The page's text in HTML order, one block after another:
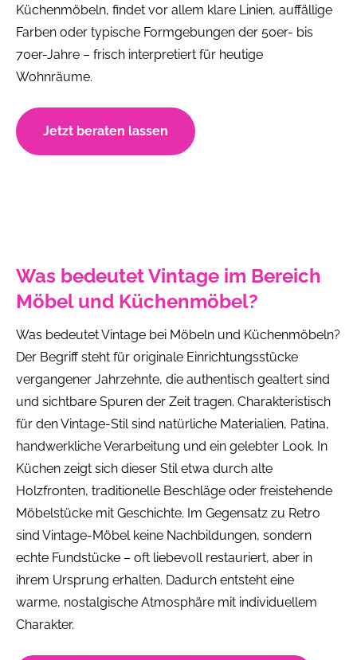
Küchenmöbeln, findet vor allem klare Linien, auffällige
Farben oder typische Formgebungen der 50er- bis
70er-Jahre – frisch interpretiert für heutige
Wohnräume.
Jetzt beraten lassen
Was bedeutet Vintage im Bereich
Möbel und Küchenmöbel?
Was bedeutet Vintage bei Möbeln und Küchenmöbeln?
Der Begriff steht für originale Einrichtungsstücke
vergangener Jahrzehnte, die authentisch gealtert sind
und sichtbare Spuren der Zeit tragen. Charakteristisch
für den Vintage-Stil sind natürliche Materialien, Patina,
handwerkliche Verarbeitung und ein gelebter Look. In
Küchen zeigt sich dieser Stil etwa durch alte
Holzfronten, traditionelle Beschläge oder freistehende
Möbelstücke mit Geschichte. Im Gegensatz zu Retro
sind Vintage-Möbel keine Nachbildungen, sondern
echte Fundstücke – oft liebevoll restauriert, aber in
ihrem Ursprung erhalten. Dadurch entsteht eine
warme, nostalgische Atmosphäre mit individuellem
Charakter.